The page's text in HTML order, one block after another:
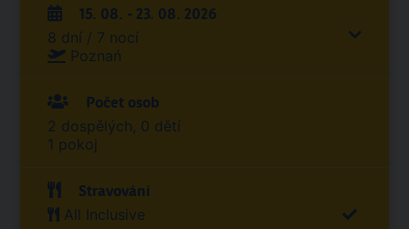
15. 08. - 23. 08. 2026
8 dní / 7 nocí
Poznań
Počet osob
2 dospělých, 0 dětí
1 pokoj
Stravování
All Inclusive